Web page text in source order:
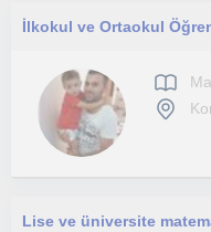
Lise ve üniversite